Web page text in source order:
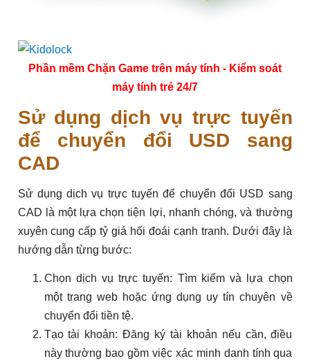
Phần mềm Chặn Game trên máy tính - Kiểm soát
máy tính trẻ 24/7
Sử dụng dịch vụ trực tuyến
để chuyển đổi USD sang
CAD
Sử dụng dịch vụ trực tuyến để chuyển đổi USD sang
CAD là một lựa chọn tiện lợi, nhanh chóng, và thường
xuyên cung cấp tỷ giá hối đoái cạnh tranh. Dưới đây là
hướng dẫn từng bước:
Chọn dịch vụ trực tuyến: Tìm kiếm và lựa chọn
một trang web hoặc ứng dụng uy tín chuyên về
chuyển đổi tiền tệ.
Tạo tài khoản: Đăng ký tài khoản nếu cần, điều
này thường bao gồm việc xác minh danh tính qua